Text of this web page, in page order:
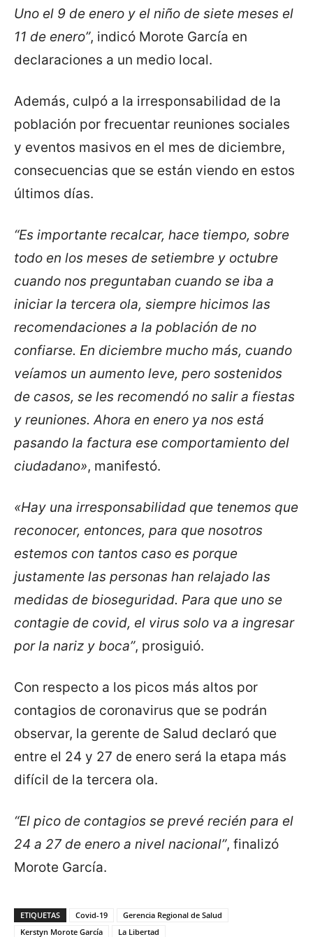
Uno el 9 de enero y el niño de siete meses el
11 de enero”, indicó Morote García en
declaraciones a un medio local.
Además, culpó a la irresponsabilidad de la
población por frecuentar reuniones sociales
y eventos masivos en el mes de diciembre,
consecuencias que se están viendo en estos
últimos días.
“Es importante recalcar, hace tiempo, sobre
todo en los meses de setiembre y octubre
cuando nos preguntaban cuando se iba a
iniciar la tercera ola, siempre hicimos las
recomendaciones a la población de no
confiarse. En diciembre mucho más, cuando
veíamos un aumento leve, pero sostenidos
de casos, se les recomendó no salir a fiestas
y reuniones. Ahora en enero ya nos está
pasando la factura ese comportamiento del
ciudadano», manifestó.
«Hay una irresponsabilidad que tenemos que
reconocer, entonces, para que nosotros
estemos con tantos caso es porque
justamente las personas han relajado las
medidas de bioseguridad. Para que uno se
contagie de covid, el virus solo va a ingresar
por la nariz y boca”, prosiguió.
Con respecto a los picos más altos por
contagios de coronavirus que se podrán
observar, la gerente de Salud declaró que
entre el 24 y 27 de enero será la etapa más
difícil de la tercera ola.
“El pico de contagios se prevé recién para el
24 a 27 de enero a nivel nacional”, finalizó
Morote García.
ETIQUETAS Covid-19
Gerencia Regional de Salud
Kerstyn Morote García
La Libertad